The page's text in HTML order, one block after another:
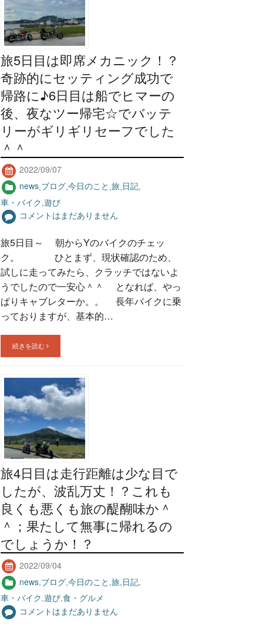
旅5日目は即席メカニック！？
奇跡的にセッティング成功で
帰路に♪6日目は船でヒマーの
後、夜なツー帰宅☆でバッテ
リーがギリギリセーフでした
＾＾
2022/09/07
news,ブログ,今日のこと ,旅,日記,
車・バイク,遊び
コメントはまだありません
旅5日目～ 朝からYのバイクのチェッ
ク。 ひとまず、現状確認のため、
試しに走ってみたら、クラッチではないよ
うでしたので一安心＾＾ となれば、やっ
ぱりキャブレターか。。 長年バイクに乗
っておりますが、基本的…
続きを読む
旅4日目は走行距離は少な目で
したが、波乱万丈！？これも
良くも悪くも旅の醍醐味か＾
＾；果たして無事に帰れるの
でしょうか！？
2022/09/04
news,ブログ,今日のこと ,旅,日記,
車・バイク,遊び,食・グルメ
コメントはまだありません